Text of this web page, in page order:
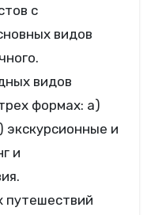
с
видов
видов
формах: а)
экскурсионные и
и
путешествий